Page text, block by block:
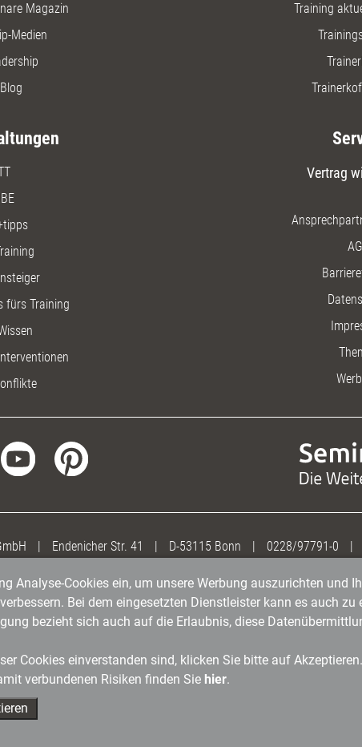
Magazin
Medien
Training
fürs Training
Vertrag
| Endenicher Str. 41 | D-53115 Bonn | 0228/97791-0 |
Analyse-Cookies ein, um unsere Werbung auszurichten und
Bei dem eingesetzten Dienstleister kann es auch
bezieht sich auch auf die Erlaubnis, diese
Cookies einverstanden sind, klicken Sie bitte auf
verbundenen Risiken finden Sie hier.